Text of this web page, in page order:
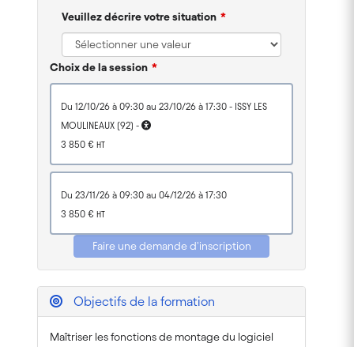
Veuillez décrire votre situation
Choix de la session
du 12/10/26 à 09:30 au 23/10/26 à 17:30 - ISSY LES
MOULINEAUX (92) -
3 850 € HT
du 23/11/26 à 09:30 au 04/12/26 à 17:30
3 850 € HT
Faire une demande d'inscription
Objectifs de la formation
Maîtriser les fonctions de montage du logiciel